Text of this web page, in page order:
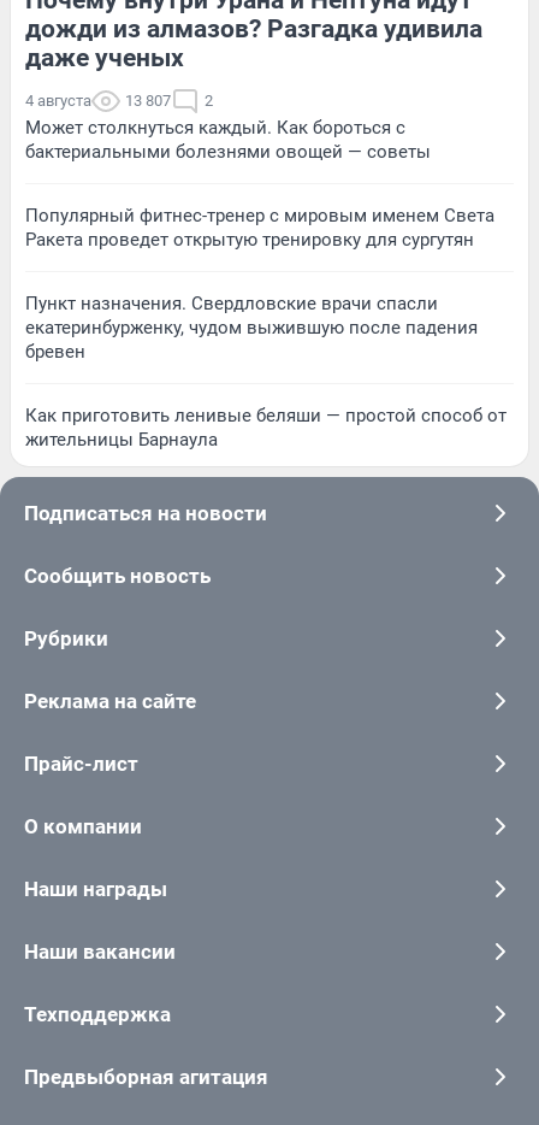
дожди из алмазов? Разгадка удивила
даже ученых
4 августа 13 807 2
Может столкнуться каждый. Как бороться с
бактериальными болезнями овощей — советы
Популярный фитнес-тренер с мировым именем Света
Ракета проведет открытую тренировку для сургутян
Пункт назначения. Свердловские врачи спасли
екатеринбурженку, чудом выжившую после падения
бревен
Как приготовить ленивые беляши — простой способ от
жительницы Барнаула
Подписаться на новости
Сообщить новость
Рубрики
Реклама на сайте
Прайс-лист
О компании
Наши награды
Наши вакансии
Техподдержка
Предвыборная агитация